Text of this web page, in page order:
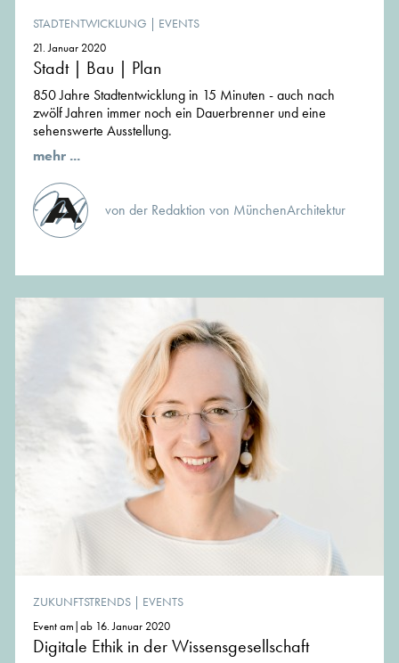
STADTENTWICKLUNG | EVENTS
21. Januar 2020
Stadt | Bau | Plan
850 Jahre Stadtentwicklung in 15 Minuten - auch nach
zwölf Jahren immer noch ein Dauerbrenner und eine
sehenswerte Ausstellung.
mehr ...
von der Redaktion von MünchenArchitektur
ZUKUNFTSTRENDS | EVENTS
Event am|ab 16. Januar 2020
Digitale Ethik in der Wissensgesellschaft